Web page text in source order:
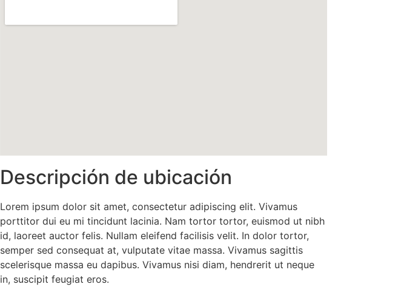
Descripción de ubicación
Lorem ipsum dolor sit amet, consectetur adipiscing elit. Vivamus
porttitor dui eu mi tincidunt lacinia. Nam tortor tortor, euismod ut nibh
id, laoreet auctor felis. Nullam eleifend facilisis velit. In dolor tortor,
semper sed consequat at, vulputate vitae massa. Vivamus sagittis
scelerisque massa eu dapibus. Vivamus nisi diam, hendrerit ut neque
in, suscipit feugiat eros.